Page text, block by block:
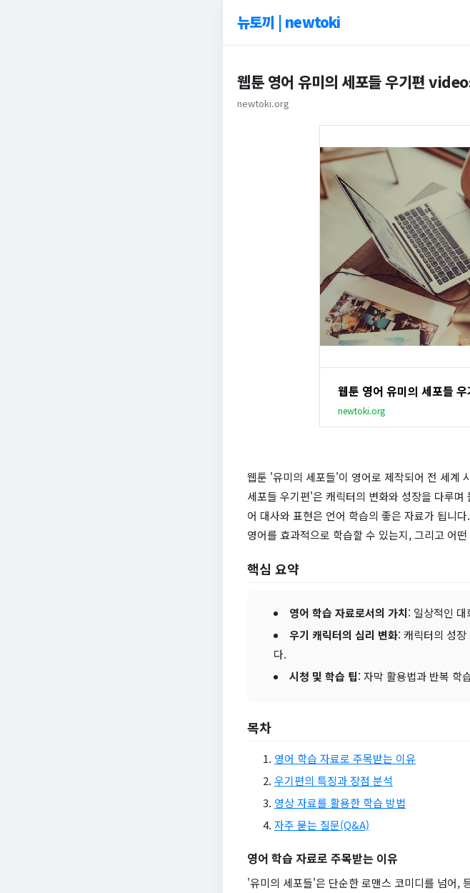
뉴토끼 | newtoki
웹툰 영어 유미의 세포들 우기편
newtoki.org
웹툰 영어 유미의 세포들
newtoki.org
웹툰 '유미의 세포들'이 영어로 제작되어 전 세계
세포들 우기편'은 캐릭터의 변화와 성장을 다루
어 대사와 표현은 언어 학습의 좋은 자료가 됩니
영어를 효과적으로 학습할 수 있는지, 그리고 어
핵심 요약
영어 학습 자료로서의 가치: 일상적인
우기 캐릭터의 심리 변화: 캐릭터의 성
다.
시청 및 학습 팁: 자막 활용법과 반복 학
목차
영어 학습 자료로 주목받는 이유
우기편의 특징과 장점 분석
영상 자료를 활용한 학습 방법
자주 묻는 질문(Q&A)
영어 학습 자료로 주목받는 이유
'유미의 세포들'은 단순한 로맨스 코미디를 넘어,